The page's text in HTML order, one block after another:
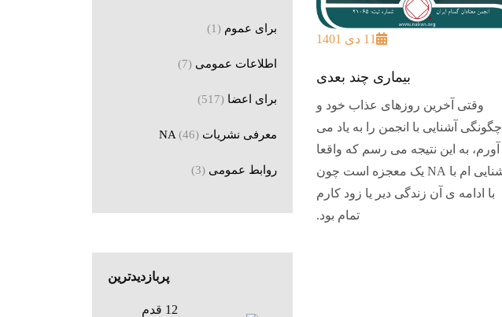
11 دی 1401
بیماری چند بعدی
وقتی آخرین روزهای عذاب خود و
چگونگی آشنایی با انجمن را به یاد می
آورم، به این نتیجه می رسم که واقعا
آشنایی ام با NA یک معجزه است چون
با ادامه ی آن زندگی دیر یا زود کارم
تمام بود.
برای عموم (1)
اطلاعات عمومی (7)
برای اعضا (517)
معرفی نشریات NA (46)
روابط عمومی (3)
پربازدیدترین
12 قدم